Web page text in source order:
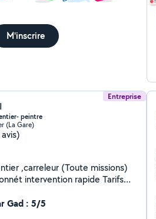
M'inscrire
Entreprise
peintre
(La Gare)
,carreleur (Toute missions)
intervention rapide Tarifs
Gad : 5/5